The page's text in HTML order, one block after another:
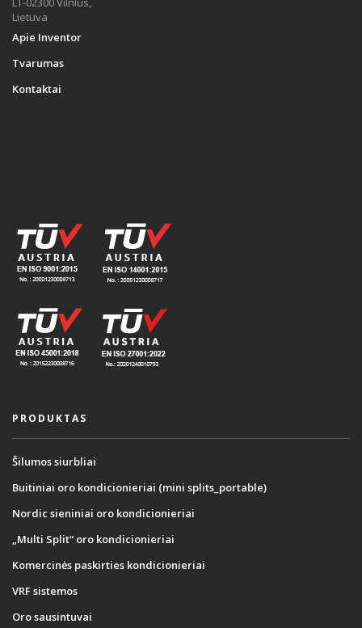
Lietuva
Apie Inventor
Tvarumas
Kontaktai
PRODUKTAS
Šilumos siurbliai
Buitiniai oro kondicionieriai (mini splits_portable)
Nordic sieniniai oro kondicionieriai
„Multi Split“ oro kondicionieriai
Komercinės paskirties kondicionieriai
VRF sistemos
Oro sausintuvai